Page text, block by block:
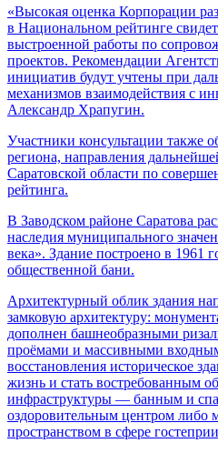
«Высокая оценка Корпорации
в Национальном рейтинге
выстроенной работы по
проектов. Рекомендации
инициатив будут учтены при
механизмов взаимодействия с
Александр Храпугин.
Участники консультации также
региона, направления
Саратовской области по
рейтинга.
В Заводском районе Саратова
наследия муниципального
века». Здание построено в 1961
общественной бани.
Архитектурный облик здания
замковую архитектуру:
дополнен башнеобразными
проёмами и массивными
восстановления историческое
жизнь и стать востребованным
инфраструктуры — банным и
оздоровительным центром
пространством в сфере